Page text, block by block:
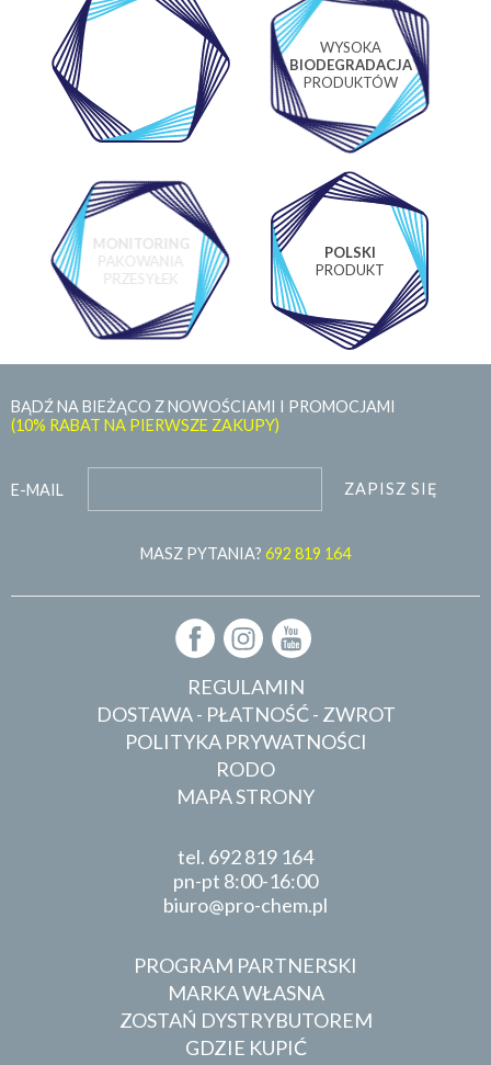
WYSOKA
BIODEGRADACJA
PRODUKTÓW
MONITORING
PAKOWANIA
PRZESYŁEK
POLSKI
PRODUKT
BĄDŹ NA BIEŻĄCO Z NOWOŚCIAMI I PROMOCJAMI
(10% RABAT NA PIERWSZE ZAKUPY)
E-MAIL ZAPISZ SIĘ
MASZ PYTANIA? 692 819 164
REGULAMIN
DOSTAWA - PŁATNOŚĆ - ZWROT
POLITYKA PRYWATNOŚCI
RODO
MAPA STRONY
tel. 692 819 164
pn-pt 8:00-16:00
biuro
pro-chem.pl
PROGRAM PARTNERSKI
MARKA WŁASNA
ZOSTAŃ DYSTRYBUTOREM
GDZIE KUPIĆ